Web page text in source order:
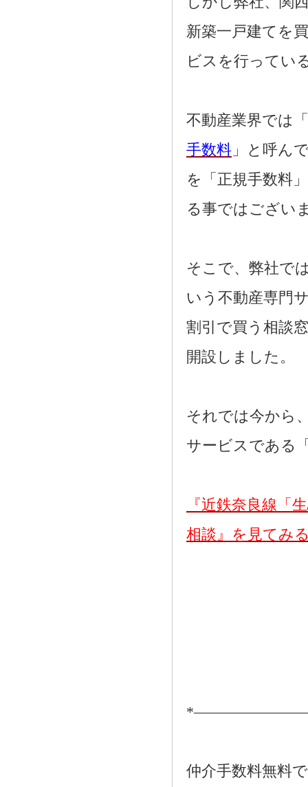
新築一戸建てを
ビスを行ってい
不動産業界では
手数料 」と呼ん
を「正規手数料
る事ではござい
そこで、弊社で
いう不動産専門
割引で買う相談
開設しました。
それでは今から
サービスである
『近鉄奈良線「
相談』を見てみ
仲介手数料無料